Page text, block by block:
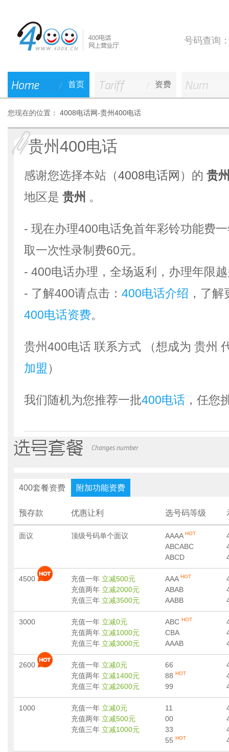
号码查询
首页 资费
您现在的位置： 4008电话网-贵州400电话
贵州400电话
感谢您选择本站（4008电话网 ）的 贵
地区是 贵州 。
- 现在办理400电话免首年彩铃功能费
取一次性录制费60元。
- 400电话办理，全场返利，办理年限
- 了解400请点击： 400电话介绍 ，了
400电话资费。
贵州400电话 联系方式 （想成为 贵州
加盟）
我们随机为您推荐一批400电话 ，任您
400套餐资费 附加功能资费
预存款 优惠让利 选号码等级
面议 顶级号码单个面议 AAAA HOT
ABCABC
ABCD
4500 充值一年 立减500元
充值两年 立减2000元
充值三年 立减3500元
AAA HOT
ABAB
AABB
3000 充值一年 立减0元
充值两年 立减1000元
充值三年 立减3000元
ABC HOT
CBA
AAAB
2600 充值一年 立减0元
充值两年 立减1400元
充值三年 立减2600元
66
88 HOT
99
1000 充值一年 立减0元
充值两年 立减500元
充值三年 立减1000元
11
00
33
55 HOT